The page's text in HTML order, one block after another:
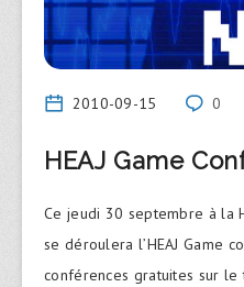
2010-09-15 0
HEAJ Game
Ce jeudi 30 septembre à la
se déroulera l’HEAJ Game
conférences gratuites sur